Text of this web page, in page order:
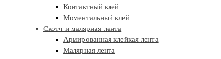
Контактный клей
Моментальный клей
Скотч и малярная лента
Армированная клейкая лента
Малярная лента